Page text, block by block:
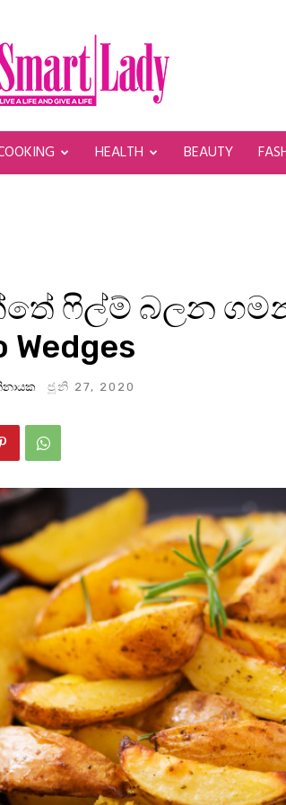
HEALTH BEAUTY
ෆිල්ම් බලන
Wedges
ජූනි 27, 2020